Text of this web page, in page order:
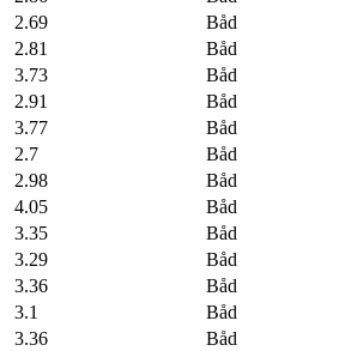
2.69
Båd
2.81
Båd
3.73
Båd
2.91
Båd
3.77
Båd
2.7
Båd
2.98
Båd
4.05
Båd
3.35
Båd
3.29
Båd
3.36
Båd
3.1
Båd
3.36
Båd